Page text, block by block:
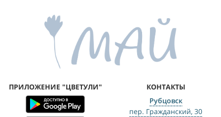
ПРИЛОЖЕНИЕ "ЦВЕТУЛИ"
КОНТАКТЫ
Рубцовск
пер. Гражданский, 30